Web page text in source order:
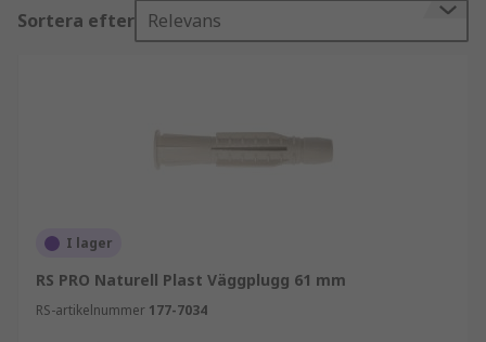
Sortera efter Relevans
I lager
RS PRO Naturell Plast Väggplugg 61 mm
RS-artikelnummer 177-7034